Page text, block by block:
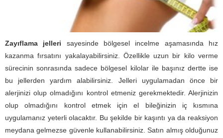
Zayıflama jelleri sayesinde bölgesel incelme aşamasında hız
kazanma fırsatını yakalayabilirsiniz. Özellikle uzun bir kilo verme
sürecinin sonrasında sadece bölgesel kilolar ile başınız dertte ise
bu jellerden yardım alabilirsiniz. Jelleri uygulamadan önce bir
alerjinizi olup olmadığını kontrol etmeniz gerekmektedir. Alerjinizin
olup olmadığını kontrol etmek için el bileğinizin iç kısmına
uygulamanız yeterli olacaktır. Bu şekilde bir kaşıntı ya da reaksiyon
meydana gelmezse güvenle kullanabilirsiniz. Satın almış olduğunuz